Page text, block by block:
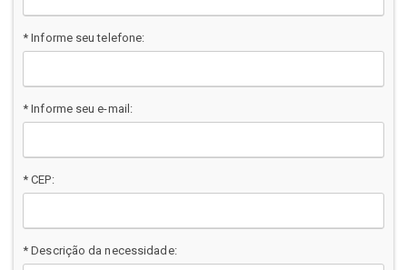
* Informe seu telefone:
* Informe seu e-mail:
* CEP:
* Descrição da necessidade: